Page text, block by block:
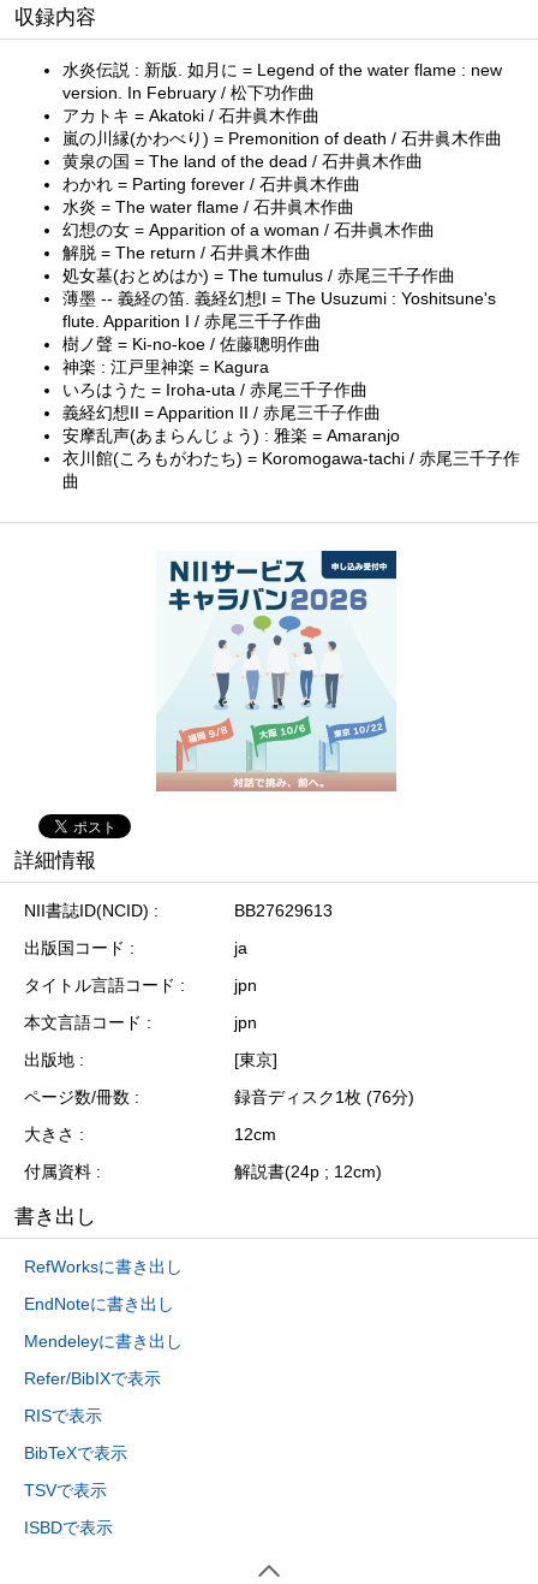
収録内容
水炎伝説 : 新版. 如月に = Legend of the water flame : new
version. In February / 松下功作曲
アカトキ = Akatoki / 石井眞木作曲
嵐の川縁(かわべり) = Premonition of death / 石井眞木作曲
黄泉の国 = The land of the dead / 石井眞木作曲
わかれ = Parting forever / 石井眞木作曲
水炎 = The water flame / 石井眞木作曲
幻想の女 = Apparition of a woman / 石井眞木作曲
解脱 = The return / 石井眞木作曲
処女墓(おとめはか) = The tumulus / 赤尾三千子作曲
薄墨 -- 義経の笛. 義経幻想I = The Usuzumi : Yoshitsune's
flute. Apparition I / 赤尾三千子作曲
樹ノ聲 = Ki-no-koe / 佐藤聰明作曲
神楽 : 江戸里神楽 = Kagura
いろはうた = Iroha-uta / 赤尾三千子作曲
義経幻想II = Apparition II / 赤尾三千子作曲
安摩乱声(あまらんじょう) : 雅楽 = Amaranjo
衣川館(ころもがわたち) = Koromogawa-tachi / 赤尾三千子作
曲
詳細情報
NII書誌ID(NCID)
BB27629613
出版国コード
ja
タイトル言語コード
jpn
本文言語コード
jpn
出版地
[東京]
ページ数/冊数
録音ディスク1枚 (76分)
大きさ
12cm
付属資料
解説書(24p ; 12cm)
書き出し
RefWorksに書き出し
EndNoteに書き出し
Mendeleyに書き出し
Refer/BibIXで表示
RISで表示
BibTeXで表示
TSVで表示
ISBDで表示